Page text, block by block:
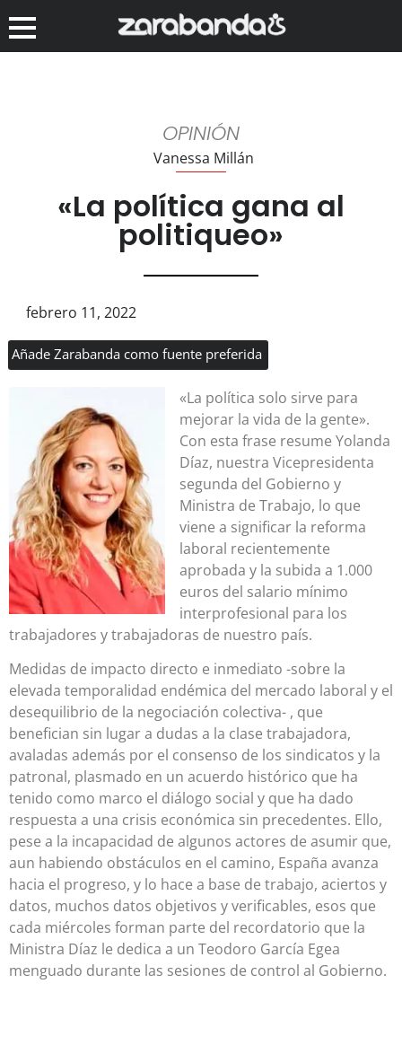
OPINIÓN
Vanessa Millán
«La política gana al
politiqueo»
febrero 11, 2022
Añade Zarabanda como fuente preferida
«La política solo sirve para
mejorar la vida de la gente».
Con esta frase resume Yolanda
Díaz, nuestra Vicepresidenta
segunda del Gobierno y
Ministra de Trabajo, lo que
viene a significar la reforma
laboral recientemente
aprobada y la subida a 1.000
euros del salario mínimo
interprofesional para los
trabajadores y trabajadoras de nuestro país.
Medidas de impacto directo e inmediato -sobre la
elevada temporalidad endémica del mercado laboral y el
desequilibrio de la negociación colectiva- , que
benefician sin lugar a dudas a la clase trabajadora,
avaladas además por el consenso de los sindicatos y la
patronal, plasmado en un acuerdo histórico que ha
tenido como marco el diálogo social y que ha dado
respuesta a una crisis económica sin precedentes. Ello,
pese a la incapacidad de algunos actores de asumir que,
aun habiendo obstáculos en el camino, España avanza
hacia el progreso, y lo hace a base de trabajo, aciertos y
datos, muchos datos objetivos y verificables, esos que
cada miércoles forman parte del recordatorio que la
Ministra Díaz le dedica a un Teodoro García Egea
menguado durante las sesiones de control al Gobierno.